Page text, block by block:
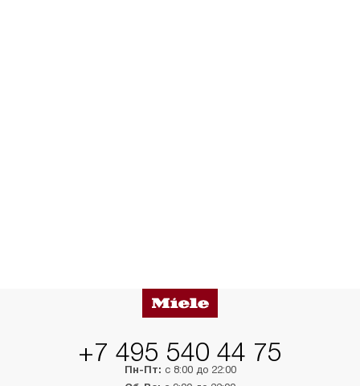
+7 495 540 44 75
Пн-Пт: с 8:00 до 22:00